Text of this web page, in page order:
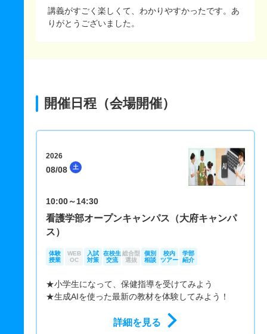
講義がすごく楽しくて、わかりやすかったです。あ
りがとうございました。
開催日程（会場開催）
2026
08/08 土
10:00～14:30
看護学部オープンキャンパス（大府キャンパ
ス）
体験
授業
WEB
OC
入試
対策
在校生
交流
総合型
選抜
個別
相談
校内
ツアー
学部
紹介
★小学生になって、保健指導を受けてみよう
★生成AIを使った最新の教材を体験してみよう！
詳細を見る